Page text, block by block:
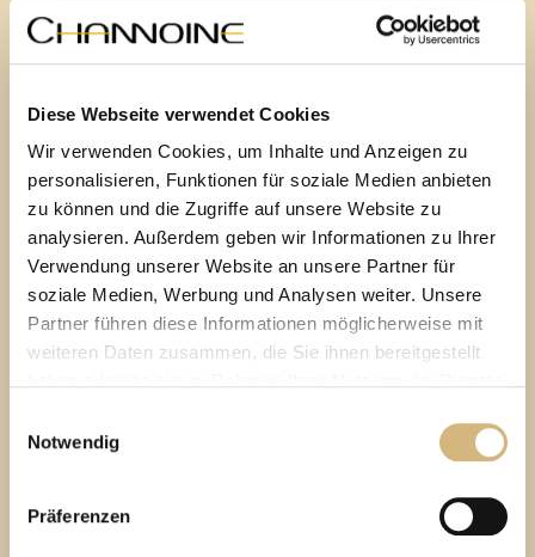
Diese Webseite verwendet Cookies
Wir verwenden Cookies, um Inhalte und Anzeigen zu
personalisieren, Funktionen für soziale Medien anbieten
zu können und die Zugriffe auf unsere Website zu
analysieren. Außerdem geben wir Informationen zu Ihrer
Verwendung unserer Website an unsere Partner für
soziale Medien, Werbung und Analysen weiter. Unsere
Partner führen diese Informationen möglicherweise mit
weiteren Daten zusammen, die Sie ihnen bereitgestellt
und im
mehr darüber, wer wir sind, wie Sie uns
kontaktieren können und wie wir personenbezogene
Notwendig
Präferenzen
den Systempflegeempfehlungen, die
Deine Haut in ein harmonisches
Gleichgewicht bringen.
WARUM EINE HAUTBILDANALYSE
MACHEN?
Deine Vorteileder CHANNOINE
Online-Hautbildanalyse
Über 40 Jahre Hautanalyse-Erfahrung!
Die jahrzehntelange Praxis hat gezeigt: Es gibt viel mehr
Hauttypen als nur „trocken“, „fettig“ und „Mischhaut“.